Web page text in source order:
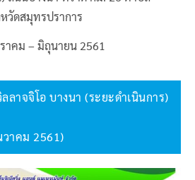
วัดสมุทรปราการ
าคม – มิถุนายน 2561
ลาจจิโอ บางนา (ระยะดำเนินการ)
าคม 2561)